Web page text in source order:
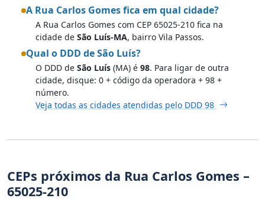
A Rua Carlos Gomes fica em qual cidade?
A Rua Carlos Gomes com CEP 65025-210 fica na
cidade de São Luís-MA, bairro Vila Passos.
Qual o DDD de São Luís?
O DDD de São Luís (MA) é 98. Para ligar de outra
cidade, disque: 0 + código da operadora + 98 +
número.
Veja todas as cidades atendidas pelo DDD 98
CEPs próximos da Rua Carlos Gomes –
65025-210